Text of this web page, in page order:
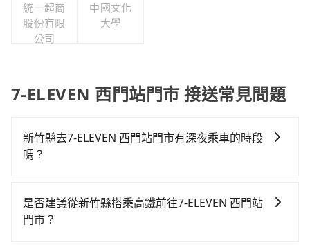
統一超商
股份有限
公司
中國文化
大學
7-ELEVEN 西門站門市 接送常見問題
新竹縣去7-ELEVEN 西門站門市有深夜乘車的時段
嗎？
務，不論白天、晚上、深夜、清晨均有服務，只要乘車
前一日傍晚五點以前下訂預約，旅步就敢保證出車。
是否建議從新竹縣搭乘高鐵前往7-ELEVEN 西門站
門市？